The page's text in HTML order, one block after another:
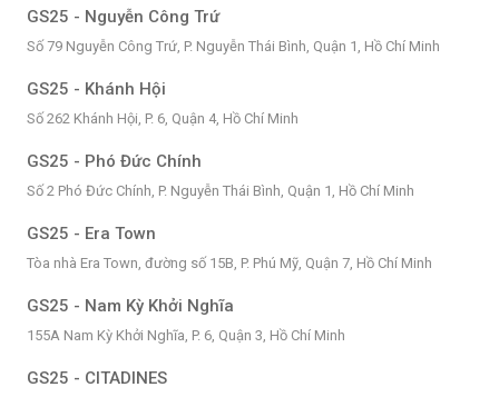
GS25 - Nguyễn Công Trứ
Số 79 Nguyễn Công Trứ, P. Nguyễn Thái Bình, Quận 1, Hồ Chí Minh
GS25 - Khánh Hội
Số 262 Khánh Hội, P. 6, Quận 4, Hồ Chí Minh
GS25 - Phó Đức Chính
Số 2 Phó Đức Chính, P. Nguyễn Thái Bình, Quận 1, Hồ Chí Minh
GS25 - Era Town
Tòa nhà Era Town, đường số 15B, P. Phú Mỹ, Quận 7, Hồ Chí Minh
GS25 - Nam Kỳ Khởi Nghĩa
155A Nam Kỳ Khởi Nghĩa, P. 6, Quận 3, Hồ Chí Minh
GS25 - CITADINES